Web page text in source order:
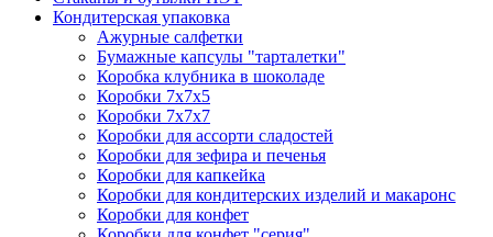
Кондитерская упаковка
Ажурные салфетки
Бумажные капсулы "тарталетки"
Коробка клубника в шоколаде
Коробки 7х7х5
Коробки 7х7х7
Коробки для ассорти сладостей
Коробки для зефира и печенья
Коробки для капкейка
Коробки для кондитерских изделий и макаронс
Коробки для конфет